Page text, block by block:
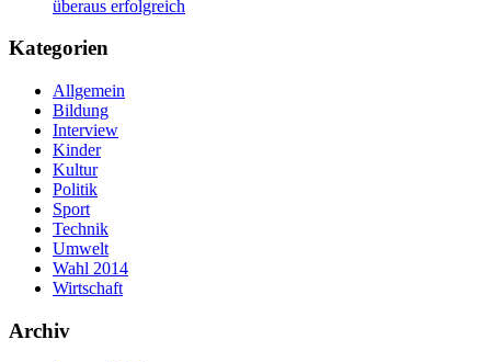
überaus erfolgreich
Kategorien
Allgemein
Bildung
Interview
Kinder
Kultur
Politik
Sport
Technik
Umwelt
Wahl 2014
Wirtschaft
Archiv